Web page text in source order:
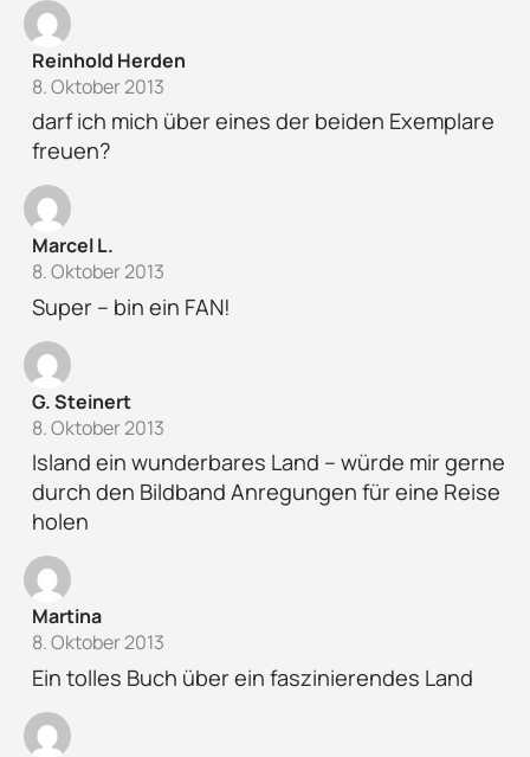
Reinhold Herden
8. Oktober 2013
darf ich mich über eines der beiden Exemplare
freuen?
Marcel L.
8. Oktober 2013
Super – bin ein FAN!
G. Steinert
8. Oktober 2013
Island ein wunderbares Land – würde mir gerne
durch den Bildband Anregungen für eine Reise
holen
Martina
8. Oktober 2013
Ein tolles Buch über ein faszinierendes Land